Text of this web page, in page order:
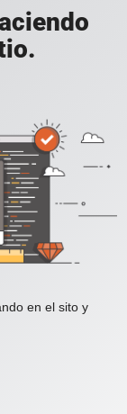
en el sito y